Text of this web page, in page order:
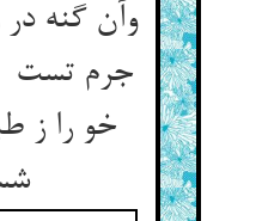
وآن گنه
جرم تست
خو را ز
شست